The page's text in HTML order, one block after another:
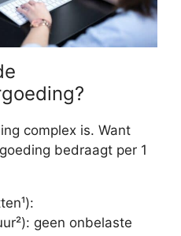
complex is. Want
bedraagt per 1
geen onbelaste